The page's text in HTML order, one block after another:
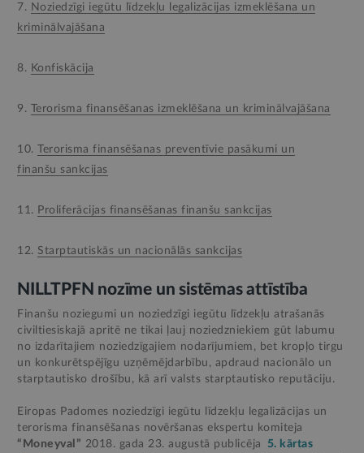
7. Noziedzīgi iegūtu līdzekļu legalizācijas izmeklēšana un
kriminālvajāšana
8. Konfiskācija
9. Terorisma finansēšanas izmeklēšana un kriminālvajāšana
10. Terorisma finansēšanas preventīvie pasākumi un
finanšu sankcijas
11. Proliferācijas finansēšanas finanšu sankcijas
12. Starptautiskās un nacionālās sankcijas
NILLTPFN nozīme un sistēmas attīstība
Finanšu noziegumi un noziedzīgi iegūtu līdzekļu atrašanās
civiltiesiskajā apritē ne tikai ļauj noziedzniekiem gūt labumu
no izdarītajiem noziedzīgajiem nodarījumiem, bet kropļo tirgu
un konkurētspējīgu uzņēmējdarbību, apdraud nacionālo un
starptautisko drošību, kā arī valsts starptautisko reputāciju.
Eiropas Padomes noziedzīgi iegūtu līdzekļu legalizācijas un
terorisma finansēšanas novēršanas ekspertu komiteja
“Moneyval” 2018. gada 23. augustā publicēja
5. kārtas